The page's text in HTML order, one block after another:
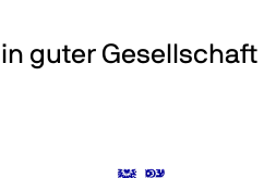
guter Gesellschaft